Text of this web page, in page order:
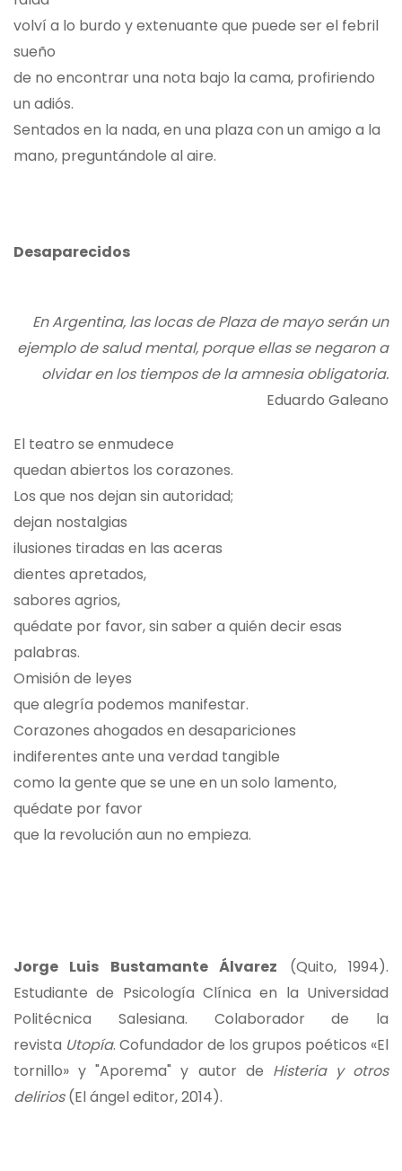
volví a lo burdo y extenuante que puede ser el febril
sueño
de no encontrar una nota bajo la cama, profiriendo
un adiós.
Sentados en la nada, en una plaza con un amigo a la
mano, preguntándole al aire.
Desaparecidos
En Argentina, las locas de Plaza de mayo serán un
ejemplo de salud mental, porque ellas se negaron a
olvidar en los tiempos de la amnesia obligatoria.
Eduardo Galeano
El teatro se enmudece
quedan abiertos los corazones.
Los que nos dejan sin autoridad;
dejan nostalgias
ilusiones tiradas en las aceras
dientes apretados,
sabores agrios,
quédate por favor, sin saber a quién decir esas
palabras.
Omisión de leyes
que alegría podemos manifestar.
Corazones ahogados en desapariciones
indiferentes ante una verdad tangible
como la gente que se une en un solo lamento,
quédate por favor
que la revolución aun no empieza.
Jorge Luis Bustamante Álvarez (Quito, 1994).
Estudiante de Psicología Clínica en la Universidad
Politécnica Salesiana. Colaborador de la
revista Utopía. Cofundador de los grupos poéticos «El
tornillo» y "Aporema" y autor de Histeria y otros
delirios(El ángel editor, 2014).